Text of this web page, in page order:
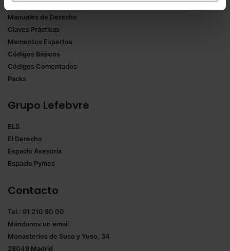
experiencia en la web sea óptima
Puedesaceptar solo las esenciales
todas las cookies excepto aquellas imprescindibles.
También puedes
seleccionar solo aquellas que quieras permitir en tu
navegador. Si no seleccionas ninguna utilizaremos
las que sean indispensables para la navegación.
Saber más acerca de las cookies
Formularios Jurídicos
Manuales de Derecho
Claves Prácticas
Mementos Expertos
Códigos Básicos
Códigos Comentados
Packs
Grupo Lefebvre
ELS
El Derecho
Espacio Asesoría
Espacio Pymes
Contacto
Tel.: 91 210 80 00
Mándanos un email
Monasterios de Suso y Yuso, 34
28049 Madrid